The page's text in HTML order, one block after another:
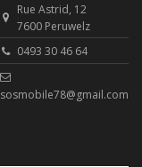
Rue Astrid, 12
7600 Peruwelz
0493 30 46 64
sosmobile78@gmail.com